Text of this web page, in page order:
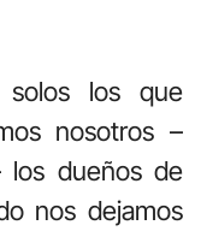
solos los que
nosotros –
los dueños de
nos dejamos